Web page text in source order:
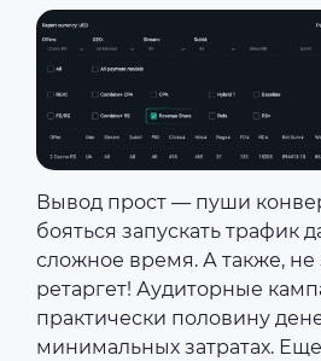
Вывод прост — пуши
бояться запускать трафик
сложное время. А также,
ретаргет! Аудиторные
практически половину
минимальных затратах.